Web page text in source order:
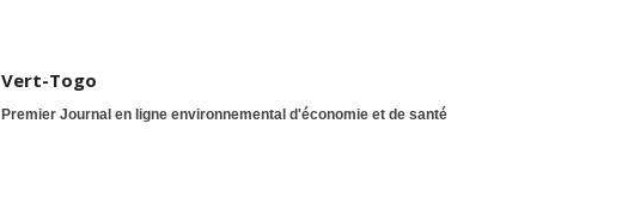
Vert-Togo
Premier Journal en ligne environnemental d'économie et de santé